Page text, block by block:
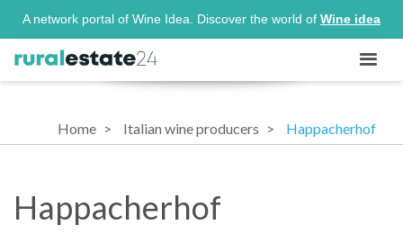
A network portal of Wine Idea. Discover the world of Wine idea
Home Italian wine producers Happacherhof
Happacherhof